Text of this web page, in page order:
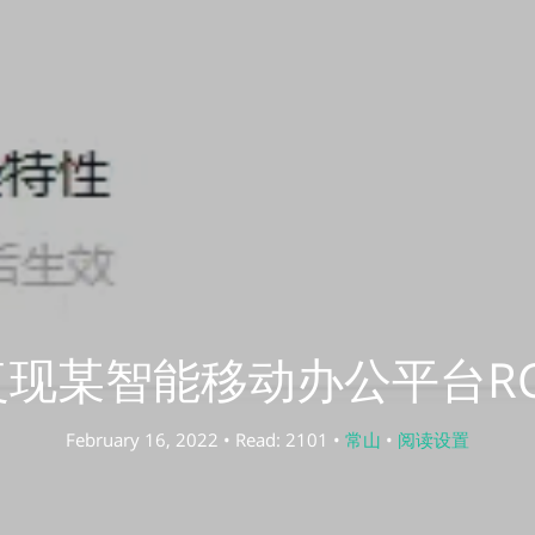
某智能移动办公平台
February 16, 2022 • Read: 2101 • 常山 • 阅读设置